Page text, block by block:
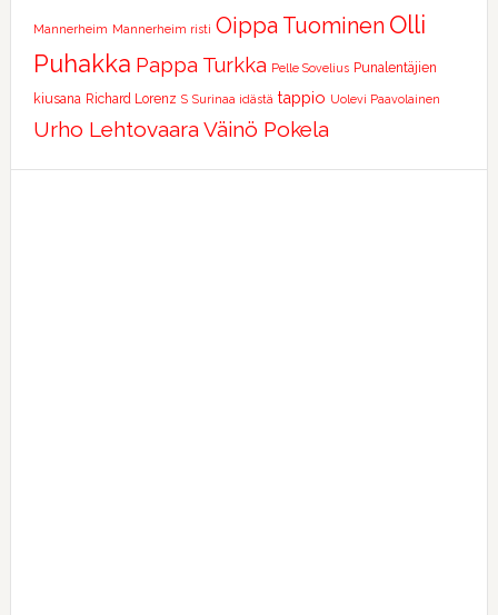
Mannerheim Mannerheim risti Oippa Tuominen Olli
Puhakka Pappa Turkka Pelle Sovelius Punalentäjien
kiusana Richard Lorenz S Surinaa idästä tappio Uolevi Paavolainen
Urho Lehtovaara Väinö Pokela